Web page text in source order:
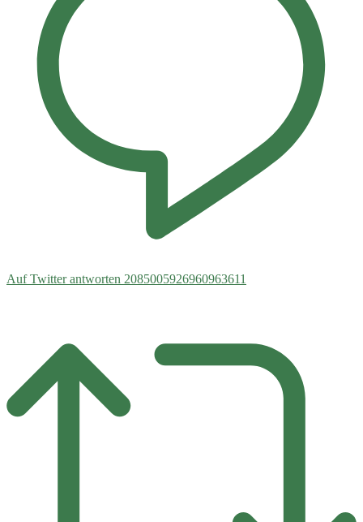
Auf Twitter antworten 2085005926960963611